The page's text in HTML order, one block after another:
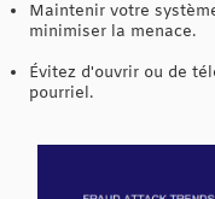
Maintenir votre
minimiser la menace.
Évitez d'ouvrir ou de
pourriel.